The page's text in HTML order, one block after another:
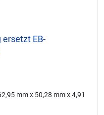
EB-
mm x 50,28 mm x 4,91